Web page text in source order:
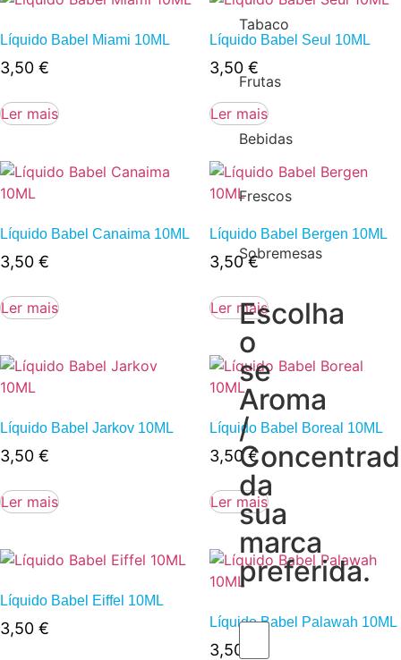
Tabaco
Frutas
Bebidas
Frescos
Sobremesas
Escolha
o
se
Aroma
/
da
sua
marca
preferida.
Líquido Babel Miami 10ML
3,50 €
Ler mais
Líquido Babel Seul 10ML
3,50 €
Ler mais
Líquido Babel Canaima 10ML
3,50 €
Ler mais
Líquido Babel Bergen 10ML
3,50€
Ler mais
Líquido Babel Jarkov 10ML
3,50 €
Ler mais
Líquido Babel Boreal 10ML
3,50€
Ler mais
Líquido Babel Eiffel 10ML
3,50 € Líquido Babel Palawah 10ML
3,50